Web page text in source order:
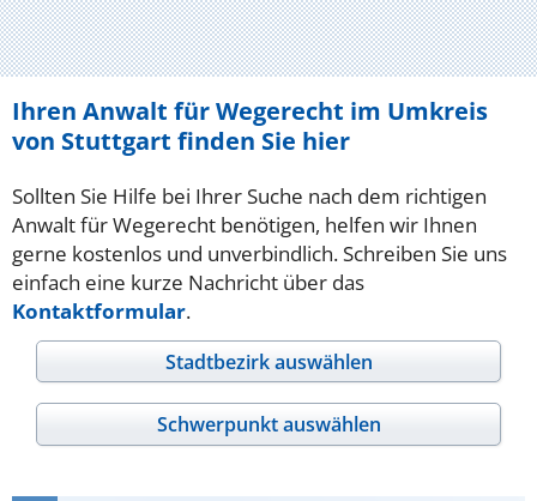
Ihren Anwalt für Wegerecht im Umkreis
von Stuttgart finden Sie hier
Sollten Sie Hilfe bei Ihrer Suche nach dem richtigen
Anwalt für Wegerecht benötigen, helfen wir Ihnen
gerne kostenlos und unverbindlich. Schreiben Sie uns
einfach eine kurze Nachricht über das
Kontaktformular.
Stadtbezirk auswählen
Schwerpunkt auswählen